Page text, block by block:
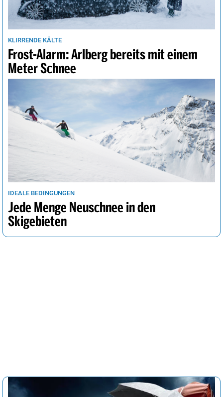
KLIRRENDE KÄLTE
Frost-Alarm: Arlberg bereits mit einem
Meter Schnee
IDEALE BEDINGUNGEN
Jede Menge Neuschnee in den
Skigebieten